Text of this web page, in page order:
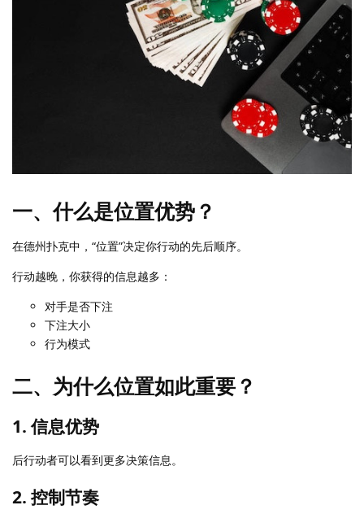
一、什么是位置优势？
在德州扑克中，“位置”决定你行动的先后顺序。
行动越晚，你获得的信息越多：
对手是否下注
下注大小
行为模式
二、为什么位置如此重要？
1. 信息优势
后行动者可以看到更多决策信息。
2. 控制节奏